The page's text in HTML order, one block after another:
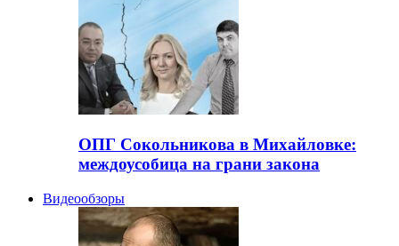
ОПГ Сокольникова в Михайловке:
междоусобица на грани закона
Видеообзоры